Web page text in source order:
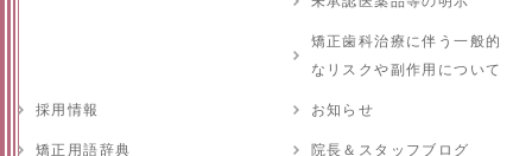
矯正歯科治療に伴う一般的
なリスクや副作用について
採用情報
矯正用語辞典
お知らせ
院長＆スタッフブログ